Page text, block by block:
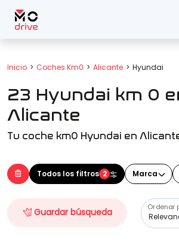
Inicio Coches Km0 Alicante Hyundai
23 Hyundai km 0
Alicante
Tu coche km0 Hyundai en
Todos los filtros 2 Marca
Guardar búsqueda Ordenar
Todos los filtros
Marca
(Elige una o varias marcas)
(Elige uno o varios modelos)
Precio